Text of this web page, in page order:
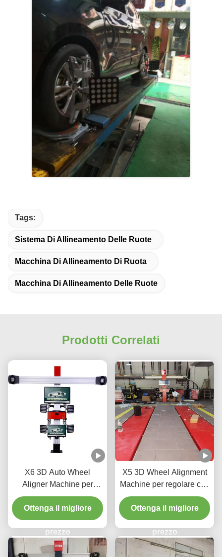
Tags:
Sistema Di Allineamento Delle Ruote
Macchina Di Allineamento Di Ruota
Macchina Di Allineamento Delle Ruote
Prodotti Correlati
X6 3D Auto Wheel
Aligner Machine per
negozio di automobili
Ottenga il migliore
prezzo
X5 3D Wheel Alignment
Machine per regolare con
precisione i pneumatici
Ottenga il migliore
prezzo